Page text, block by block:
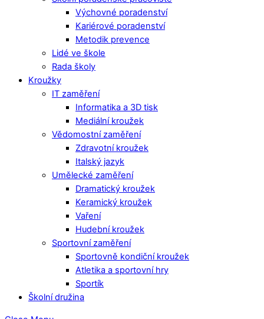
Výchovné poradenství
Kariérové poradenství
Metodik prevence
Lidé ve škole
Rada školy
Kroužky
IT zaměření
Informatika a 3D tisk
Mediální kroužek
Vědomostní zaměření
Zdravotní kroužek
Italský jazyk
Umělecké zaměření
Dramatický kroužek
Keramický kroužek
Vaření
Hudební kroužek
Sportovní zaměření
Sportovně kondiční kroužek
Atletika a sportovní hry
Sportík
Školní družina